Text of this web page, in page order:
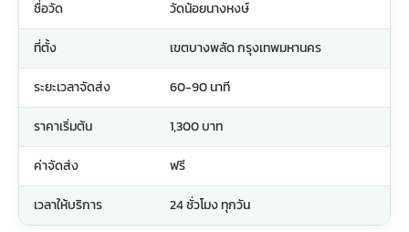
ชื่อวัด วัดน้อยนางหงษ์
ที่ตั้ง เขตบางพลัด กรุงเทพมหานคร
ระยะเวลาจัดส่ง 60-90 นาที
ราคาเริ่มต้น 1,300 บาท
ค่าจัดส่ง ฟรี
เวลาให้บริการ 24 ชั่วโมง ทุกวัน